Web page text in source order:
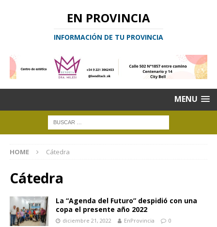
EN PROVINCIA
INFORMACIÓN DE TU PROVINCIA
MENU
HOME Cátedra
Cátedra
La “Agenda del Futuro” despidió con una
copa el presente año 2022
diciembre 21, 2022 EnProvincia 0